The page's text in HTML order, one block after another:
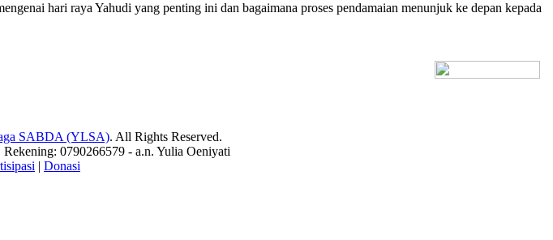
hari raya Yahudi yang penting ini dan bagaimana proses pendamaian menunjuk ke depan kepada
SABDA (YLSA). All Rights Reserved.
0790266579 - a.n. Yulia Oeniyati
| Donasi